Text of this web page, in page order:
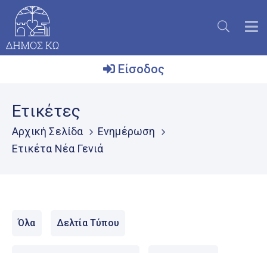
Δήμος
Το
Νησί
Μητρώο
Είσοδος
Ετικέτες
Αρχική Σελίδα
Ενημέρωση
Ετικέτα Νέα Γενιά
Όλα Δελτία Τύπου